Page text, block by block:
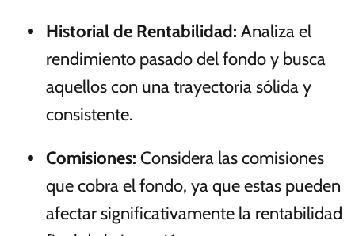
Historial de Rentabilidad: Analiza el
rendimiento pasado del fondo y busca
aquellos con una trayectoria sólida y
consistente.
Comisiones: Considera las comisiones
que cobra el fondo, ya que estas pueden
afectar significativamente la rentabilidad